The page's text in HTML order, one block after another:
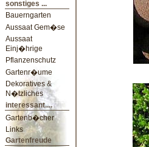
sonstiges ...
Bauerngarten
Aussaat Gem�se
Aussaat
Einj�hrige
Pflanzenschutz
Gartenr�ume
Dekoratives &
N�tzliches
interessant....
Gartenb�cher
Links
Gartenfreude